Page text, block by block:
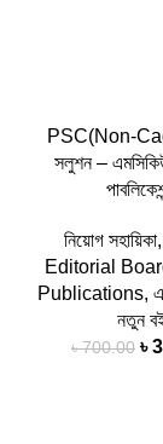
PSC(Non-
সলুশন –
নিয়োগ সহায়িকা,
Editorial
Publications,
নতুন
৳700.00 ৳